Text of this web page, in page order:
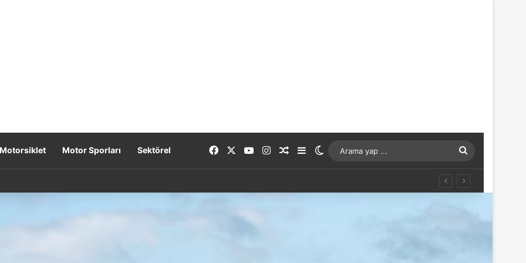
Motorsiklet Motor Sporları Sektörel FacebookYouTubeInstagramRastgele Makale
Kenar Bölmesi
Dış görünümü değiştir
...